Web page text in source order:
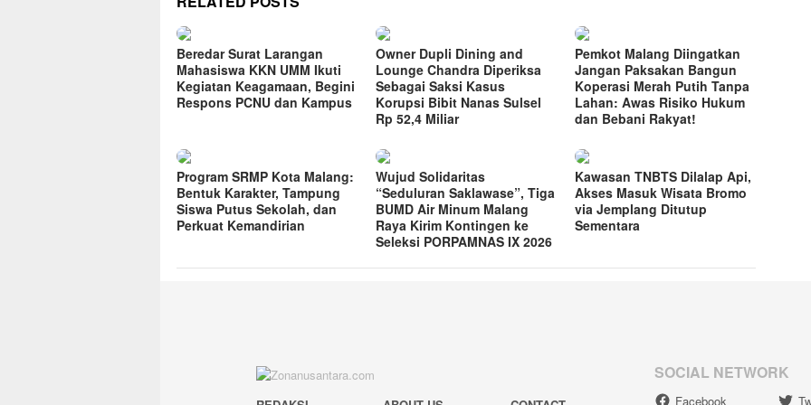
Beredar Surat Larangan
Mahasiswa KKN UMM Ikuti
Kegiatan Keagamaan, Begini
Respons PCNU dan Kampus
Owner Dupli Dining and
Lounge Chandra Diperiksa
Sebagai Saksi Kasus
Korupsi Bibit Nanas Sulsel
Rp 52,4 Miliar
Pemkot Malang Diingatkan
Jangan Paksakan Bangun
Koperasi Merah Putih Tanpa
Lahan: Awas Risiko Hukum
dan Bebani Rakyat!
Program SRMP Kota Malang:
Bentuk Karakter, Tampung
Siswa Putus Sekolah, dan
Perkuat Kemandirian
Wujud Solidaritas
“Seduluran Saklawase”, Tiga
BUMD Air Minum Malang
Raya Kirim Kontingen ke
Seleksi PORPAMNAS IX 2026
Kawasan TNBTS Dilalap Api,
Akses Masuk Wisata Bromo
via Jemplang Ditutup
Sementara
SOCIAL NETWORK
Facebook